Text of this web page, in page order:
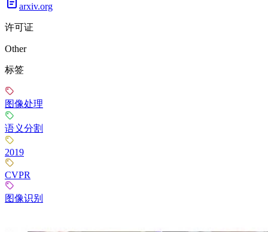
arxiv.org
许可证
Other
标签
图像处理
语义分割
2019
CVPR
图像识别